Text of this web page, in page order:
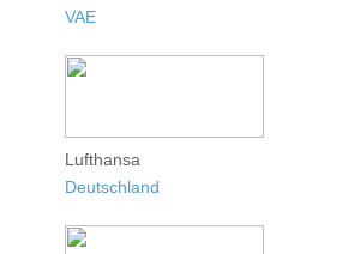
VAE
Lufthansa
Deutschland